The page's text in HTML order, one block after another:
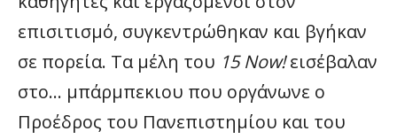
επισιτισμό, συγκεντρώθηκαν και βγήκαν
σε πορεία. Τα μέλη του 15 Now!εισέβαλαν
στο… μπάρμπεκιου που οργάνωνε ο
Προέδρος του Πανεπιστημίου και του